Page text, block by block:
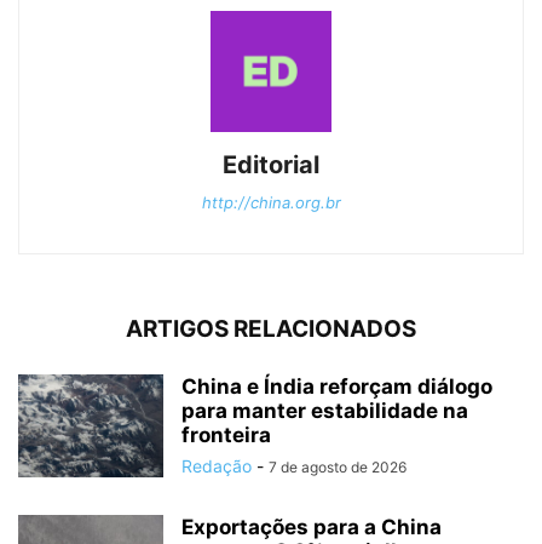
Editorial
http://china.org.br
ARTIGOS RELACIONADOS
China e Índia reforçam diálogo
para manter estabilidade na
fronteira
Redação - 7 de agosto de 2026
Exportações para a China